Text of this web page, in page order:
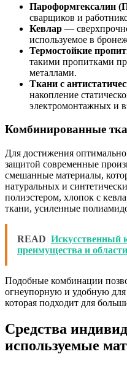
Пароформгексалин
сварщиков и
Кевлар —
используемое в
Термостойкие
такими пропитками
металлами.
Ткани с
накопление
электромонтажных и
Комбинированные
Для достижения
защитой современные
смешанные материалы,
натуральных и
полиэстером, хлопок с
ткани, усиленные
READ Искусственный
преимущества и
Подобные комбинации
огнеупорную и удобную
которая подходит для
Средства
используемые